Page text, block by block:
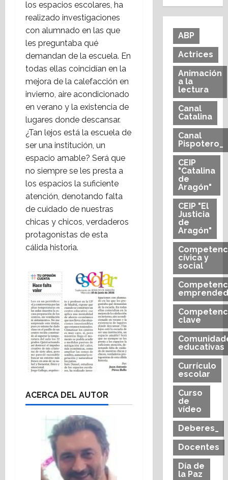
los espacios escolares, ha
realizado investigaciones
con alumnado en las que
les preguntaba qué
demandan de la escuela. En
todas ellas coincidían en la
mejora de la calefacción en
invierno, aire acondicionado
en verano y la existencia de
lugares donde descansar.
¿Tan lejos está la escuela de
ser una institución, un
espacio amable? Será que
no siempre se les presta a
los espacios la suficiente
atención, denotando falta
de cuidado de nuestras
chicas y chicos, verdaderos
protagonistas de esta
cálida historia.
ACERCA DEL AUTOR
ABP
Actrices
Animación
a la
lectura
Canal
Catalina
Canal
Pispotero_
CEIP
"Catalina
de
Aragón"
CEIP "El
Justicia
de
Aragón"
cívica y
social
clave
educativas
Currículo
escolar
Curso
de
vídeo
Deberes_
Docentes
Día de
la Paz